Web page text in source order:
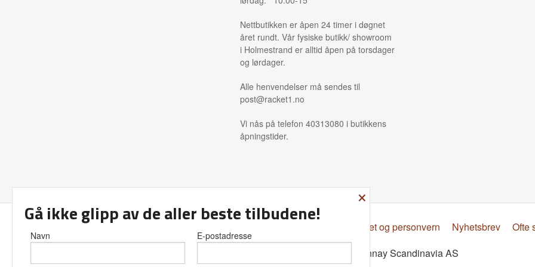
Nettbutikken er åpen 24 timer i døgnet
året rundt. Vår fysiske butikk/ showroom
i Holmestrand er alltid åpen på torsdager
og lørdager.
Alle henvendelser må sendes til
post@racket1.no
Vi nås på telefon 40313080 i butikkens
åpningstider.
Sikkerhet og personvern Nyhetsbrev
Ofte
© Donnay Scandinavia AS
×
Gå ikke glipp av de aller beste tilbudene!
Navn E-postadresse